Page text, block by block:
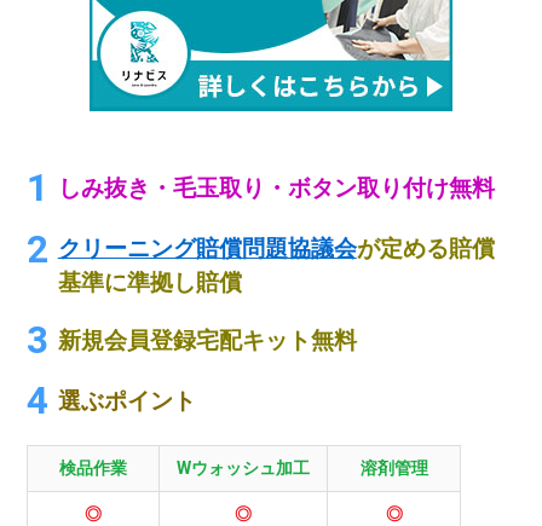
しみ抜き・毛玉取り・ボタン取り付け無料
クリーニング賠償問題協議会が定める賠償
基準に準拠し賠償
新規会員登録宅配キット無料
選ぶポイント
検品作業 Wウォッシュ加工 溶剤管理
◎ ◎ ◎